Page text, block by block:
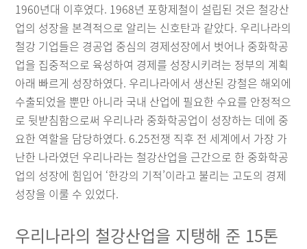
1960년대 이후였다. 1968년 포항제철이 설립된 것은 철강산
업의 성장을 본격적으로 알리는 신호탄과 같았다. 우리나라의
철강 기업들은 경공업 중심의 경제성장에서 벗어나 중화학공
업을 집중적으로 육성하여 경제를 성장시키려는 정부의 계획
아래 빠르게 성장하였다. 우리나라에서 생산된 강철은 해외에
수출되었을 뿐만 아니라 국내 산업에 필요한 수요를 안정적으
로 뒷받침함으로써 우리나라 중화학공업이 성장하는 데에 중
요한 역할을 담당하였다. 6.25전쟁 직후 전 세계에서 가장 가
난한 나라였던 우리나라는 철강산업을 근간으로 한 중화학공
업의 성장에 힘입어 ‘한강의 기적’이라고 불리는 고도의 경제
성장을 이룰 수 있었다.
우리나라의 철강산업을 지탱해 준 15톤